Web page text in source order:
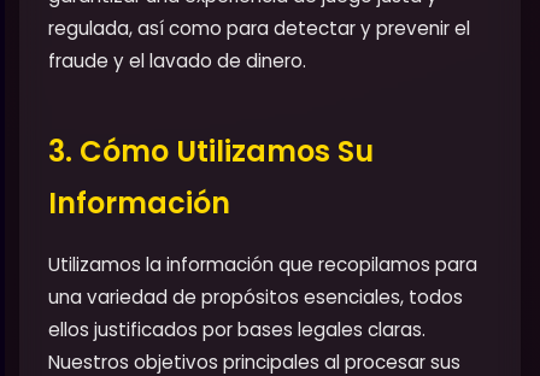
regulada, así como para detectar y prevenir el
fraude y el lavado de dinero.
3. Cómo Utilizamos Su
Información
Utilizamos la información que recopilamos para
una variedad de propósitos esenciales, todos
ellos justificados por bases legales claras.
Nuestros objetivos principales al procesar sus